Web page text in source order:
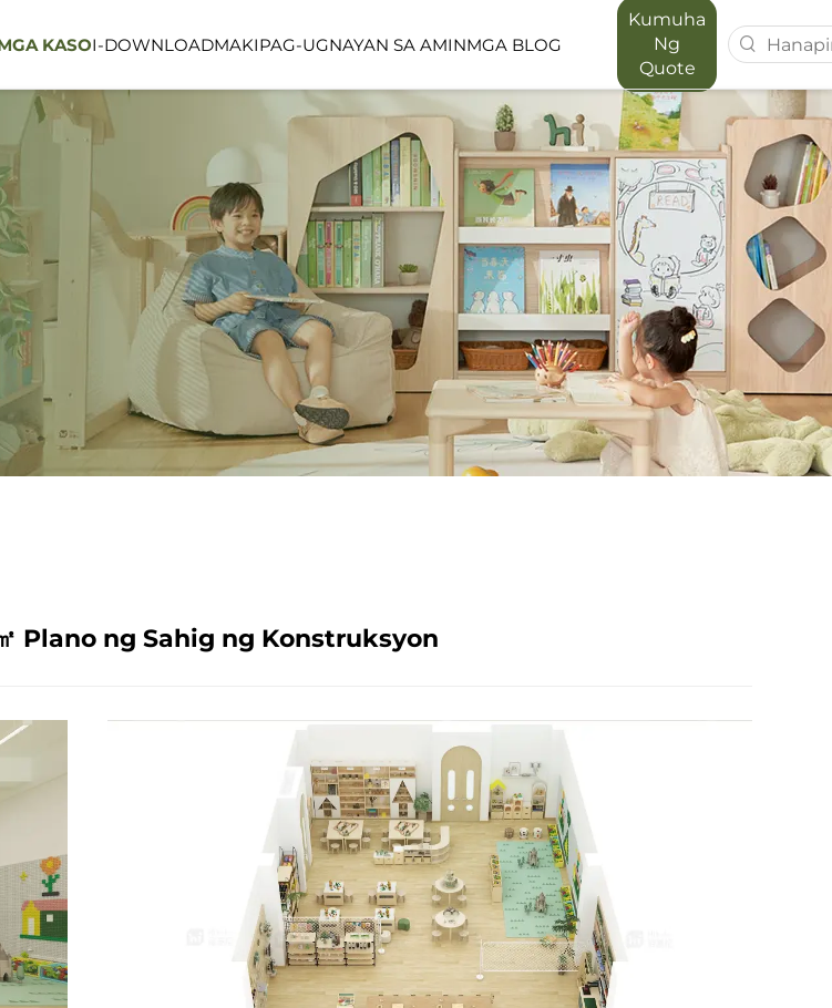
LUMIN FOREST SERIES MAPORA SERIES
ESPASYO OUTDOOR SPACE
KASOI-DOWNLOADMAKIPAG-UGNAYAN SA AMINMGA BLOG
Kumuha
Ng
Quote
Plano ng Sahig ng Konstruksyon